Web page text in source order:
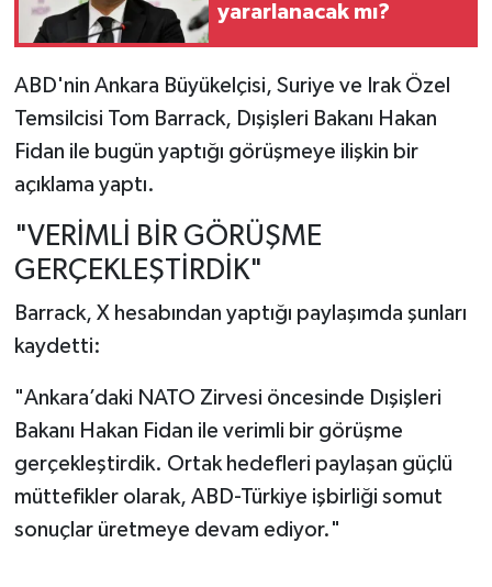
yararlanacak mı?
ABD'nin Ankara Büyükelçisi, Suriye ve Irak Özel
Temsilcisi Tom Barrack, Dışişleri Bakanı Hakan
Fidan ile bugün yaptığı görüşmeye ilişkin bir
açıklama yaptı.
"VERİMLİ BİR GÖRÜŞME
GERÇEKLEŞTİRDİK"
Barrack, X hesabından yaptığı paylaşımda şunları
kaydetti:
"Ankara’daki NATO Zirvesi öncesinde Dışişleri
Bakanı Hakan Fidan ile verimli bir görüşme
gerçekleştirdik. Ortak hedefleri paylaşan güçlü
müttefikler olarak, ABD-Türkiye işbirliği somut
sonuçlar üretmeye devam ediyor."